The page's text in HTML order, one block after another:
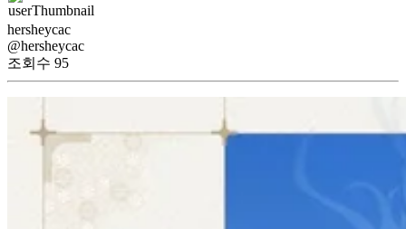
hersheycac
@hersheycac
조회수 95